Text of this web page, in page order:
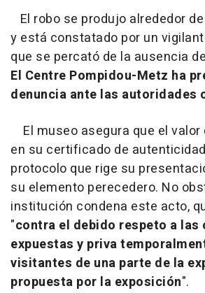
El robo se produjo alrededor
y está constatado por un
que se percató de la ausencia
El Centre Pompidou-Metz ha
denuncia ante las autoridades
El museo asegura que el valor
en su certificado de
protocolo que rige su
su elemento perecedero. No
institución condena este acto,
"contra el debido respeto a las
expuestas y priva
visitantes de una parte de la
propuesta por la exposición".